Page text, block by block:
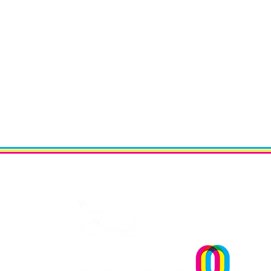
uma reflexão sobre plantar
sonhos" Andreia Dias